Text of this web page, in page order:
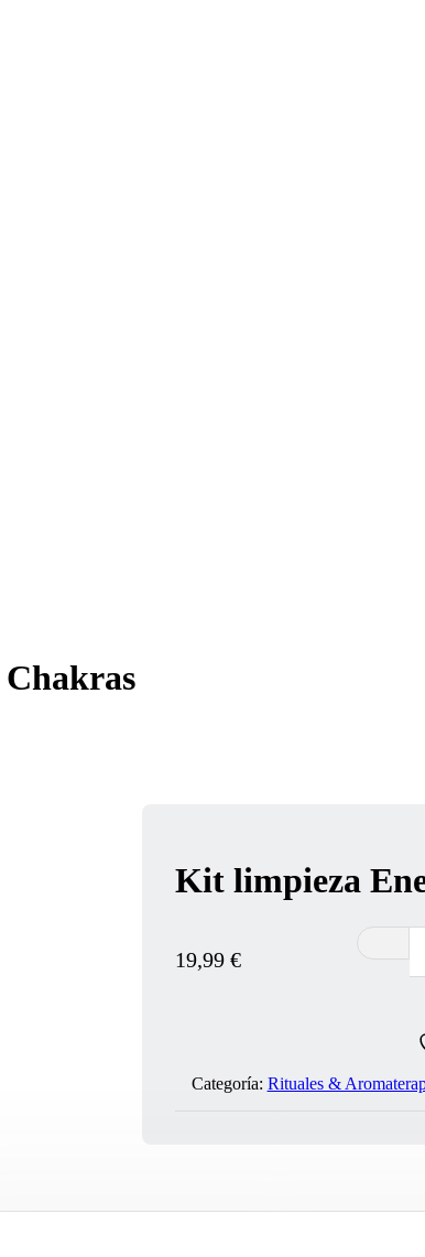
Kit limpieza
19,99 €
Categoría: Rituales &